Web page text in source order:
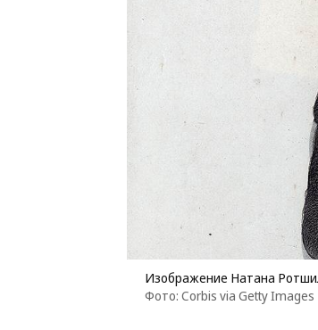
Изображение Натана
Фото: Corbis via Getty Images